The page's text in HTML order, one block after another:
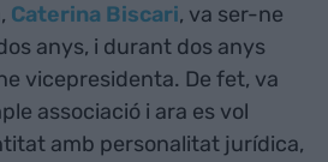
Caterina Biscari, va ser-ne
anys, i durant dos anys
vicepresidenta. De fet, va
associació i ara es vol
amb personalitat jurídica,